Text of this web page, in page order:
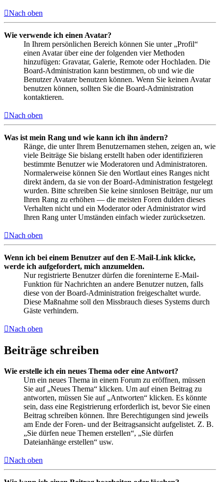
Nach oben
Wie verwende ich einen Avatar?
In Ihrem persönlichen Bereich können Sie unter „Profil“
einen Avatar über eine der folgenden vier Methoden
hinzufügen: Gravatar, Galerie, Remote oder Hochladen. Die
Board-Administration kann bestimmen, ob und wie die
Benutzer Avatare benutzen können. Wenn Sie keinen Avatar
benutzen können, sollten Sie die Board-Administration
kontaktieren.
Nach oben
Was ist mein Rang und wie kann ich ihn ändern?
Ränge, die unter Ihrem Benutzernamen stehen, zeigen an, wie
viele Beiträge Sie bislang erstellt haben oder identifizieren
bestimmte Benutzer wie Moderatoren und Administratoren.
Normalerweise können Sie den Wortlaut eines Ranges nicht
direkt ändern, da sie von der Board-Administration festgelegt
wurden. Bitte schreiben Sie keine sinnlosen Beiträge, nur um
Ihren Rang zu erhöhen — die meisten Foren dulden dieses
Verhalten nicht und ein Moderator oder Administrator wird
Ihren Rang unter Umständen einfach wieder zurücksetzen.
Nach oben
Wenn ich bei einem Benutzer auf den E-Mail-Link klicke,
werde ich aufgefordert, mich anzumelden.
Nur registrierte Benutzer dürfen die foreninterne E-Mail-
Funktion für Nachrichten an andere Benutzer nutzen, falls
diese von der Board-Administration freigeschaltet wurde.
Diese Maßnahme soll den Missbrauch dieses Systems durch
Gäste verhindern.
Nach oben
Beiträge schreiben
Wie erstelle ich ein neues Thema oder eine Antwort?
Um ein neues Thema in einem Forum zu eröffnen, müssen
Sie auf „Neues Thema“ klicken. Um auf einen Beitrag zu
antworten, müssen Sie auf „Antworten“ klicken. Es könnte
sein, dass eine Registrierung erforderlich ist, bevor Sie einen
Beitrag schreiben können. Ihre Berechtigungen sind jeweils
am Ende der Foren- und der Beitragsansicht aufgelistet. Z. B.
„Sie dürfen neue Themen erstellen“, „Sie dürfen
Dateianhänge erstellen“ usw.
Nach oben